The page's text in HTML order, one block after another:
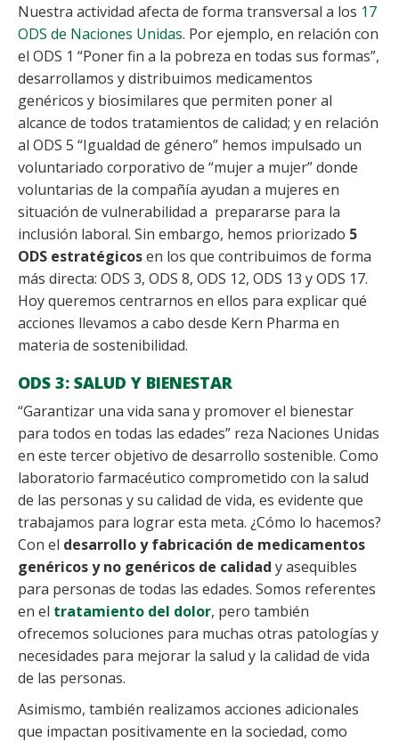
Nuestra actividad afecta de forma transversal a los 17
ODS de Naciones Unidas. Por ejemplo, en relación con
el ODS 1 “Poner fin a la pobreza en todas sus formas”,
desarrollamos y distribuimos medicamentos
genéricos y biosimilares que permiten poner al
alcance de todos tratamientos de calidad; y en relación
al ODS 5 “Igualdad de género” hemos impulsado un
voluntariado corporativo de “mujer a mujer” donde
voluntarias de la compañía ayudan a mujeres en
situación de vulnerabilidad a prepararse para la
inclusión laboral. Sin embargo, hemos priorizado 5
ODS estratégicosen los que contribuimos de forma
más directa: ODS 3, ODS 8, ODS 12, ODS 13 y ODS 17.
Hoy queremos centrarnos en ellos para explicar qué
acciones llevamos a cabo desde Kern Pharma en
materia de sostenibilidad.
ODS 3: SALUD Y BIENESTAR
“Garantizar una vida sana y promover el bienestar
para todos en todas las edades” reza Naciones Unidas
en este tercer objetivo de desarrollo sostenible. Como
laboratorio farmacéutico comprometido con la salud
de las personas y su calidad de vida, es evidente que
trabajamos para lograr esta meta. ¿Cómo lo hacemos?
Con el desarrollo y fabricación de medicamentos
genéricos y no genéricos de calidad y asequibles
para personas de todas las edades. Somos referentes
en el tratamiento del dolor, pero también
ofrecemos soluciones para muchas otras patologías y
necesidades para mejorar la salud y la calidad de vida
de las personas.
Asimismo, también realizamos acciones adicionales
que impactan positivamente en la sociedad, como